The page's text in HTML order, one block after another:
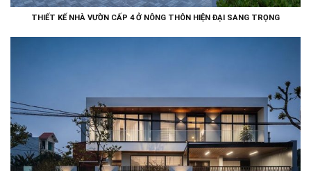
THIẾT KẾ NHÀ VƯỜN CẤP 4 Ở NÔNG THÔN HIỆN ĐẠI SANG TRỌNG